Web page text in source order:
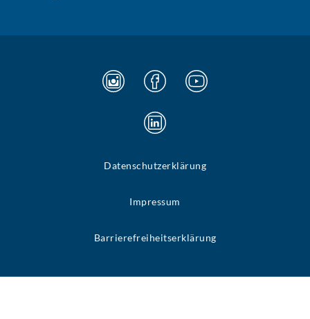
Datenschutzerklärung
Impressum
Barrierefreiheitserklärung